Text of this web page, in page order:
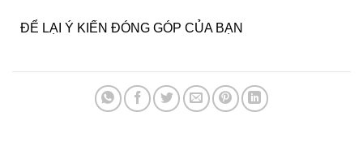
ĐỂ LẠI Ý KIẾN ĐÓNG GÓP CỦA BẠN